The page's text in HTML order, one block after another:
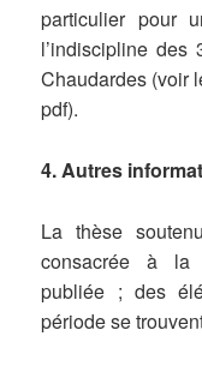
particulier pour
l’indiscipline
Chaudardes (voir
pdf).
4. Autres
La thèse
consacrée à la
publiée ; des
période se